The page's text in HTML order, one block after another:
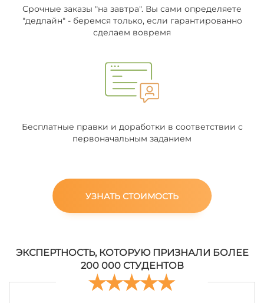
Срочные заказы "на завтра". Вы сами определяете
"дедлайн" - беремся только, если гарантированно
сделаем вовремя
Бесплатные правки и доработки в соответствии с
первоначальным заданием
УЗНАТЬ СТОИМОСТЬ
ЭКСПЕРТНОСТЬ, КОТОРУЮ ПРИЗНАЛИ БОЛЕЕ
200 000 СТУДЕНТОВ